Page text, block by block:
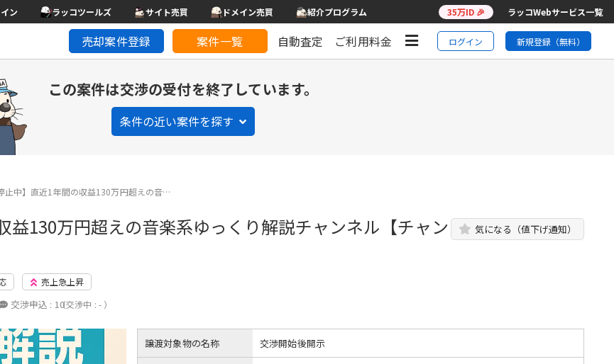
ン ラッコツールズ サイト売買 ドメイン売買 紹介プログラム 35万ID 🎉 ラッコWebサービス一覧
売却案件登録 案件一覧 自動査定 ご利用料金 ログイン 新規登録（無料）
この案件は交渉の受付を終了しています。
条件の近い案件を探す
止中】直近1年間の収益130万円超えの音…
益130万円超えの音楽系ゆっくり解説チャンネル【チャン
気になる（値下げ通知）
売上急上昇
交渉申込 : 10
（交渉中 : - ）
譲渡対象物の名称 交渉開始後開示